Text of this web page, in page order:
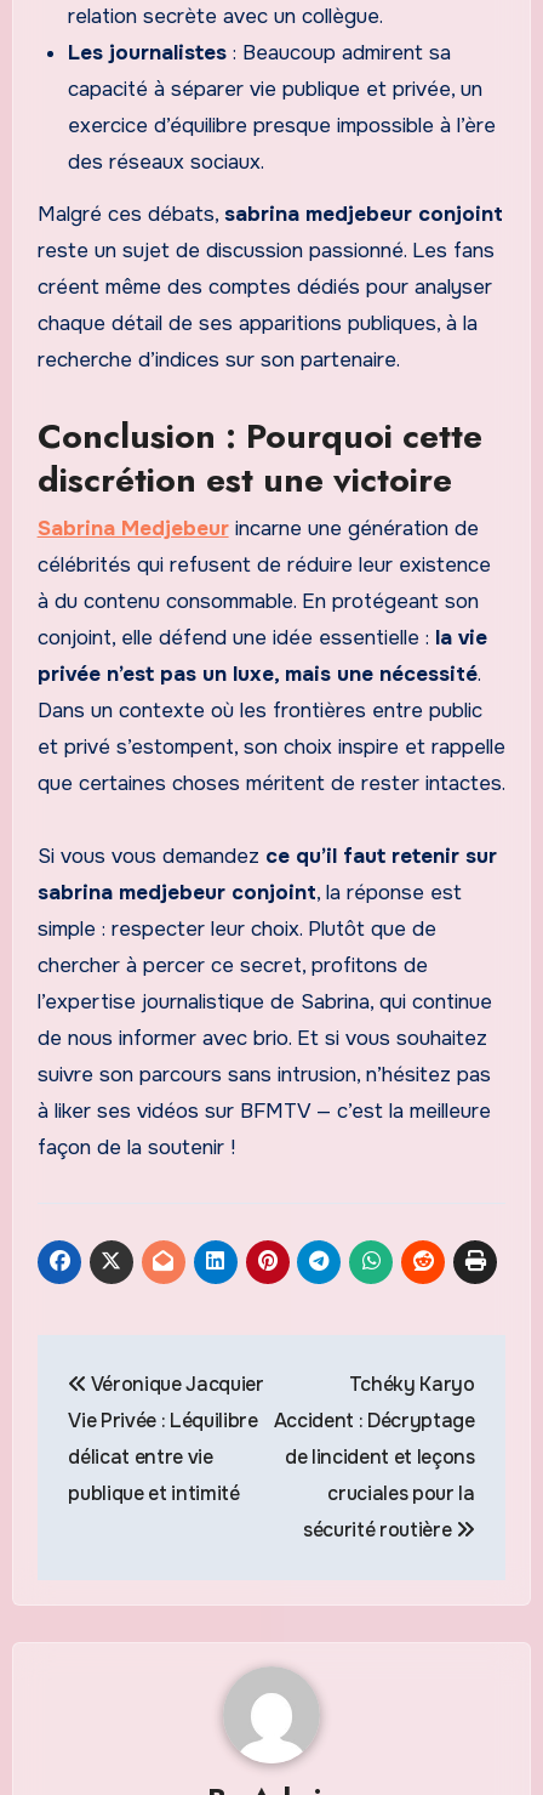
relation secrète avec un collègue.
Les journalistes : Beaucoup admirent sa
capacité à séparer vie publique et privée, un
exercice d’équilibre presque impossible à l’ère
des réseaux sociaux.
Malgré ces débats, sabrina medjebeur conjoint
reste un sujet de discussion passionné. Les fans
créent même des comptes dédiés pour analyser
chaque détail de ses apparitions publiques, à la
recherche d’indices sur son partenaire.
Conclusion : Pourquoi cette
discrétion est une victoire
Sabrina Medjebeurincarne une génération de
célébrités qui refusent de réduire leur existence
à du contenu consommable. En protégeant son
conjoint, elle défend une idée essentielle : la vie
privée n’est pas un luxe, mais une nécessité.
Dans un contexte où les frontières entre public
et privé s’estompent, son choix inspire et rappelle
que certaines choses méritent de rester intactes.
Si vous vous demandez ce qu’il faut retenir sur
sabrina medjebeur conjoint, la réponse est
simple : respecter leur choix. Plutôt que de
chercher à percer ce secret, profitons de
l’expertise journalistique de Sabrina, qui continue
de nous informer avec brio. Et si vous souhaitez
suivre son parcours sans intrusion, n’hésitez pas
à liker ses vidéos sur BFMTV — c’est la meilleure
façon de la soutenir !
de
l’article
Véronique Jacquier
Vie Privée : Léquilibre
délicat entre vie
publique et intimité
Tchéky Karyo
Accident : Décryptage
de lincident et leçons
cruciales pour la
sécurité routière